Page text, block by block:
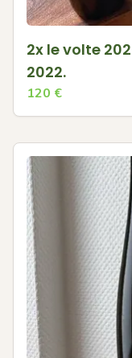
2x le volte
2022.
120 €